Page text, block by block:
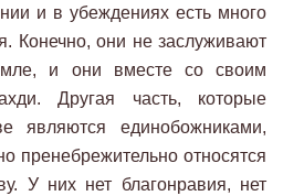
и в убеждениях есть много
Конечно, они не заслуживают
и они вместе со своим
Другая часть, которые
являются единобожниками,
пренебрежительно относятся
У них нет благонравия, нет